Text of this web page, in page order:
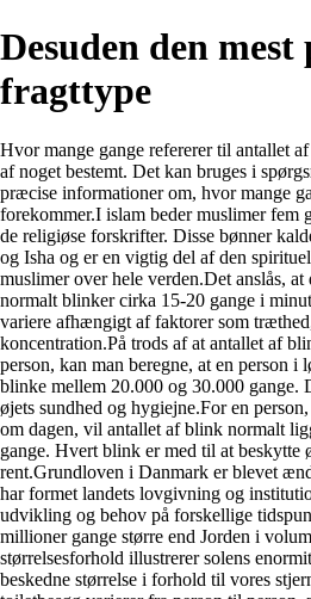
Desuden den
fragttype
Hvor mange gange refererer til antallet
af noget bestemt. Det kan bruges i
præcise informationer om, hvor mange
forekommer.I islam beder muslimer fem
de religiøse forskrifter. Disse bønner
og Isha og er en vigtig del af den
muslimer over hele verden.Det anslås, at
normalt blinker cirka 15-20 gange i
variere afhængigt af faktorer som
koncentration.På trods af at antallet af
person, kan man beregne, at en person i
blinke mellem 20.000 og 30.000 gange.
øjets sundhed og hygiejne.For en
om dagen, vil antallet af blink normalt
gange. Hvert blink er med til at beskytte
rent.Grundloven i Danmark er blevet
har formet landets lovgivning og
udvikling og behov på forskellige
millioner gange større end Jorden i
størrelsesforhold illustrerer solens
beskedne størrelse i forhold til vores